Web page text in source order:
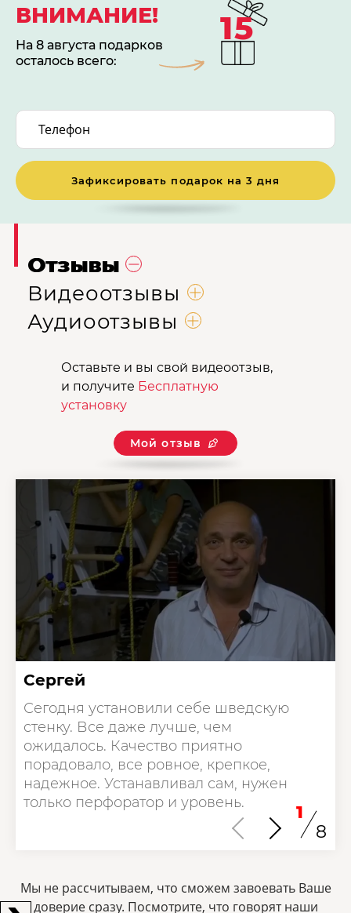
ВНИМАНИЕ!
На 8 августа подарков
осталось всего:
15
Зафиксировать подарок на 3 дня
Отзывы
Видеоотзывы
Аудиоотзывы
Оставьте и вы свой видеоотзыв,
и получите Бесплатную
установку
Мой отзыв
Сергей
Сегодня установили себе шведскую
стенку. Все даже лучше, чем
ожидалось. Качество приятно
порадовало, все ровное, крепкое,
надежное. Устанавливал сам, нужен
только перфоратор и уровень.
1
8
Мы не рассчитываем, что сможем завоевать Ваше
доверие сразу. Посмотрите, что говорят наши